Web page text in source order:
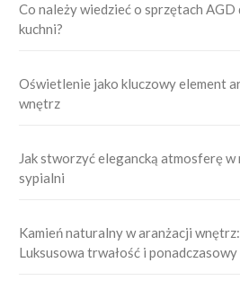
Co należy wiedzieć o sprzętach AGD
kuchni?
Oświetlenie jako kluczowy element
wnętrz
Jak stworzyć elegancką atmosferę w
sypialni
Kamień naturalny w aranżacji wnętrz:
Luksusowa trwałość i